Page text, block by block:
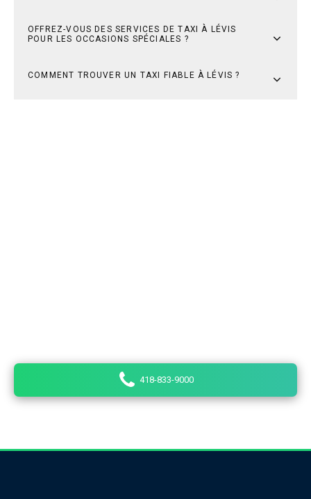
OFFREZ-VOUS DES SERVICES DE TAXI À LÉVIS
POUR LES OCCASIONS SPÉCIALES ?
COMMENT TROUVER UN TAXI FIABLE À LÉVIS ?
418-833-9000